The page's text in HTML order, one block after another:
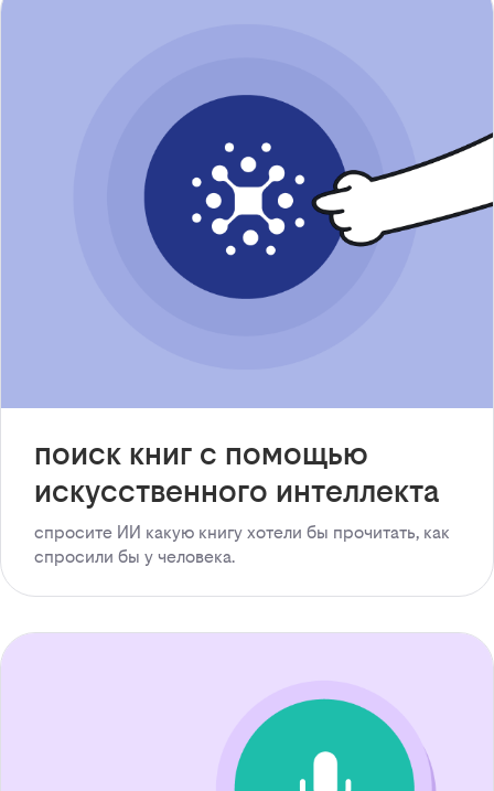
поиск книг с помощью
искусственного интеллекта
спросите ИИ какую книгу хотели бы прочитать, как
спросили бы у человека.